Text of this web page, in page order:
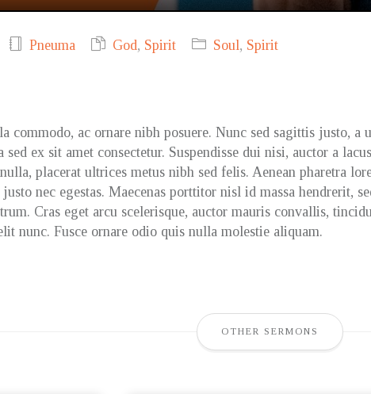
Pneuma God, Spirit Soul, Spirit
commodo, ac ornare nibh posuere. Nunc sed sagittis justo,
sed ex sit amet consectetur. Suspendisse dui nisi, auctor a
placerat ultrices metus nibh sed felis. Aenean pharetra
nec egestas. Maecenas porttitor nisl id massa hendrerit,
Cras eget arcu scelerisque, auctor mauris convallis,
nunc. Fusce ornare odio quis nulla molestie aliquam.
OTHER SERMONS